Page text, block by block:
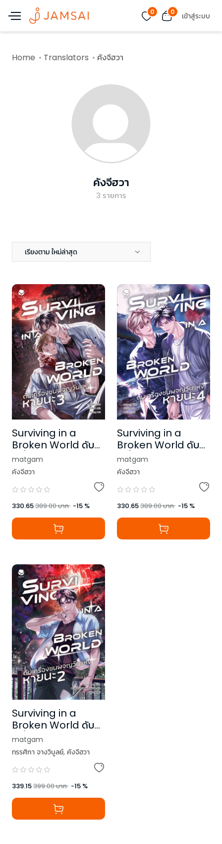
0 0 เข้าสู่ระบบ
Home Translators คังจีฮวา
คังจีฮวา
3 รายการ
เรียงตาม ใหม่ล่าสุด
Surviving in a
Broken World ดับ
เครื่องชนผจญวันแห่ง
หายนะ เล่ม 3
matgam
คังจีฮวา
330.65389.00บาท -15 %
Surviving in a
Broken World ดับ
เครื่องชนผจญวันแห่ง
หายนะ เล่ม 4 (เล่มจบ)
matgam
คังจีฮวา
330.65389.00บาท -15 %
Surviving in a
Broken World ดับ
เครื่องชนผจญวันแห่ง
หายนะ เล่ม 2
matgam
ทรรศิกา จางวิบูลย์, คังจีฮวา
339.15399.00บาท -15 %